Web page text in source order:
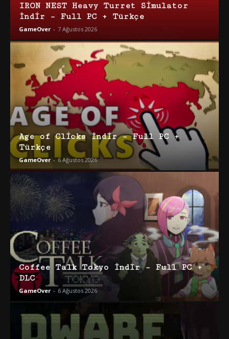
IRON NEST Heavy Turret Simulator
İndir – Full PC + Türkçe
GameOver - 7 Ağustos 2026
Age of Clicks İndir – Full PC +
Türkçe
GameOver - 6 Ağustos 2026
Coffee Talk Tokyo İndir – Full PC +
DLC
GameOver - 6 Ağustos 2026